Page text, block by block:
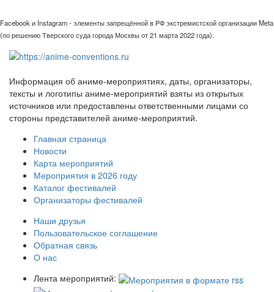
Facebook и Instagram - элементы запрещённой в РФ экстремистской организации Meta
(по решению Тверского суда города Москвы от 21 марта 2022 года).
Информация об аниме-мероприятиях, даты, организаторы,
тексты и логотипы аниме-мероприятий взяты из открытых
источников или предоставлены ответственными лицами со
стороны представителей аниме-мероприятий.
Главная страница
Новости
Карта мероприятий
Мероприятия в 2026 году
Каталог фестивалей
Организаторы фестивалей
Наши друзья
Пользовательское соглашение
Обратная связь
О нас
Лента мероприятий: